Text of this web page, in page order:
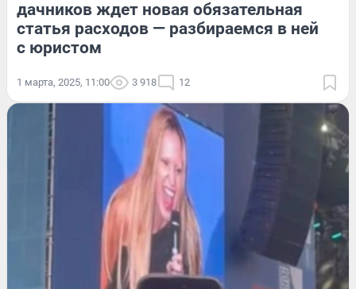
дачников ждет новая обязательная
статья расходов — разбираемся в ней
с юристом
1 марта, 2025, 11:00 3 918 12